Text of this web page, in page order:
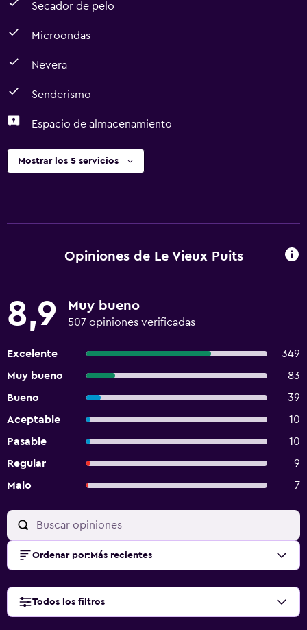
Secador de pelo
Microondas
Nevera
Senderismo
Espacio de almacenamiento
Mostrar los 5 servicios
Opiniones de Le Vieux Puits
8,9 Muy bueno
507 opiniones verificadas
Excelente
349
Muy bueno
83
Bueno
39
Aceptable
10
Pasable
10
Regular
9
Malo
7
Ordenar por: Más recientes
Todos los filtros